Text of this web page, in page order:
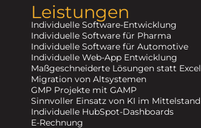
Leistungen
Individuelle Software-Entwicklung
Individuelle Software für Pharma
Individuelle Software für Automotive
Individuelle Web-App Entwicklung
Maßgeschneiderte Lösungen statt Excel
Migration von Altsystemen
GMP Projekte mit GAMP
Sinnvoller Einsatz von KI im Mittelstand
Individuelle HubSpot-Dashboards
E-Rechnung